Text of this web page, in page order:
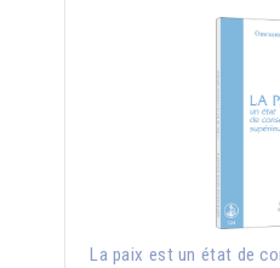
La paix est un état de